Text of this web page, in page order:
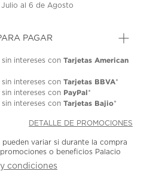
al 6 de Agosto
PAGAR
sin intereses conTarjetas American
sin intereses conTarjetas BBVA*
sin intereses con PayPal*
sin intereses conTarjetas Bajio*
DETALLE DE PROMOCIONES
pueden variar si durante la compra
o beneficios Palacio
condiciones